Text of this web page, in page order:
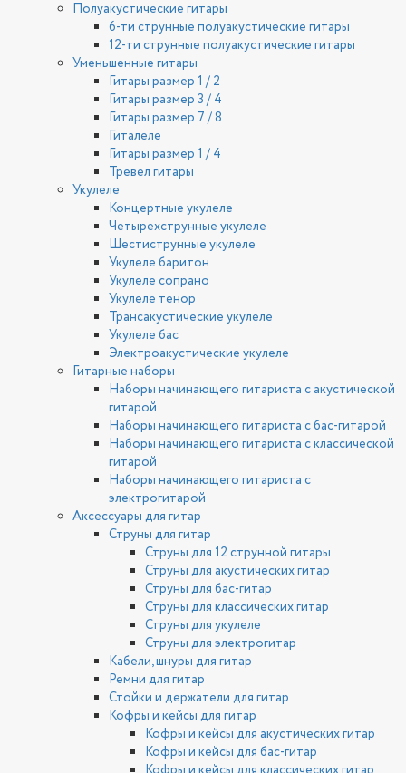
Полуакустические гитары
6-ти струнные полуакустические гитары
12-ти струнные полуакустические гитары
Уменьшенные гитары
Гитары размер 1 / 2
Гитары размер 3 / 4
Гитары размер 7 / 8
Гиталеле
Гитары размер 1 / 4
Тревел гитары
Укулеле
Концертные укулеле
Четырехструнные укулеле
Шестиструнные укулеле
Укулеле баритон
Укулеле сопрано
Укулеле тенор
Трансакустические укулеле
Укулеле бас
Электроакустические укулеле
Гитарные наборы
Наборы начинающего гитариста с акустической
гитарой
Наборы начинающего гитариста с бас-гитарой
Наборы начинающего гитариста с классической
гитарой
Наборы начинающего гитариста с
электрогитарой
Аксессуары для гитар
Струны для гитар
Струны для 12 струнной гитары
Струны для акустических гитар
Струны для бас-гитар
Струны для классических гитар
Струны для укулеле
Струны для электрогитар
Кабели, шнуры для гитар
Ремни для гитар
Стойки и держатели для гитар
Кофры и кейсы для гитар
Кофры и кейсы для акустических гитар
Кофры и кейсы для бас-гитар